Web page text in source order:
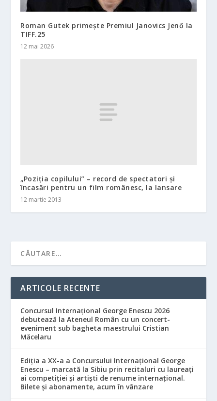
Roman Gutek primește Premiul Janovics Jenő la
TIFF.25
12 mai 2026
„Poziția copilului” – record de spectatori și
încasări pentru un film românesc, la lansare
12 martie 2013
ARTICOLE RECENTE
Concursul Internațional George Enescu 2026
debutează la Ateneul Român cu un concert-
eveniment sub bagheta maestrului Cristian
Măcelaru
Ediția a XX-a a Concursului Internațional George
Enescu – marcată la Sibiu prin recitaluri cu laureați
ai competiției și artiști de renume internațional.
Bilete și abonamente, acum în vânzare